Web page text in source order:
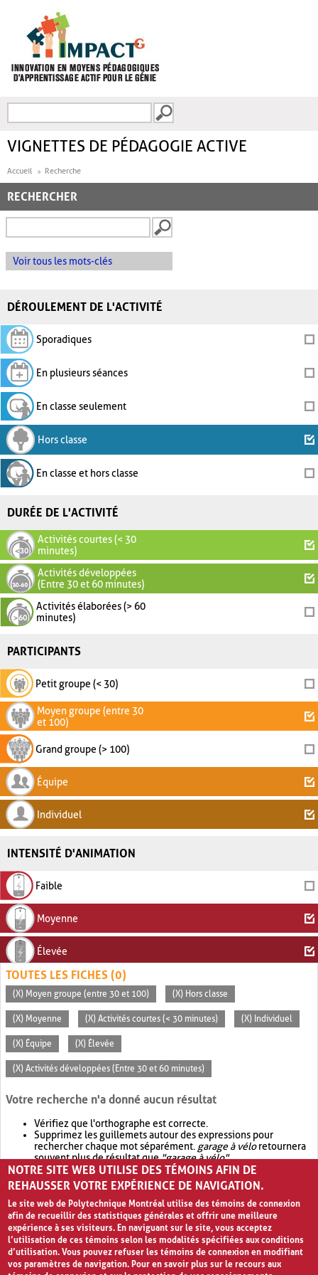
FORMULAIRE DE
VIGNETTES DE PÉDAGOGIE ACTIVE
Accueil Recherche
RECHERCHER
Voir tous les mots-clés
DÉROULEMENT DE L'ACTIVITÉ
Sporadiques
En plusieurs séances
En classe seulement
Hors classe
En classe et hors classe
DURÉE DE L'ACTIVITÉ
Activités courtes (< 30
minutes)
Activités développées
(Entre 30 et 60 minutes)
Activités élaborées (> 60
minutes)
PARTICIPANTS
Petit groupe (< 30)
Moyen groupe (entre 30
et 100)
Grand groupe (> 100)
Équipe
Individuel
INTENSITÉ D'ANIMATION
Faible
Moyenne
Élevée
TOUTES LES FICHES (0)
(X) Moyen groupe (entre 30 et 100) (X) Hors classe
(X) Moyenne (X) Activités courtes (< 30 minutes) (X) Individuel
(X) Équipe (X) Élevée
(X) Activités développées (Entre 30 et 60 minutes)
Votre recherche n'a donné aucun résultat
Vérifiez que l'orthographe est correcte.
Supprimez les guillemets autour des expressions pour
rechercher chaque mot séparément. garage à véloretournera
souvent plus de résultat que"garage à vélo".
Envisagez d'élargir votre recherche avec OR.garage OR vélo
retournera souvent plus de résultat quegarage à vélo
NOTRE SITE WEB UTILISE DES TÉMOINS AFIN DE
REHAUSSER VOTRE EXPÉRIENCE DE NAVIGATION.
Le site web de Polytechnique Montréal utilise des témoins de connexion
afin de recueillir des statistiques générales et offrir une meilleure
expérience à ses visiteurs. En naviguant sur le site, vous acceptez
l’utilisation de ces témoins selon les modalités spécifiées aux conditions
d’utilisation. Vous pouvez refuser les témoins de connexion en modifiant
vos paramètres de navigation. Pour en savoir plus sur le recours aux